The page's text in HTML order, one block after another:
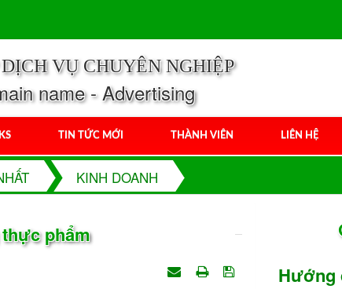
VỤ CHUYÊN NGHIỆP
name - Advertising
TIN TỨC MỚI THÀNH VIÊN LIÊN HỆ
KINH DOANH
phẩm
Hướng